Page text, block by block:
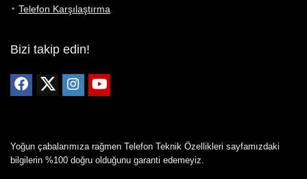
Telefon Karşılaştırma
Bizi takip edin!
Yoğun çabalarımıza rağmen Telefon Teknik Özellikleri sayfamızdaki
bilgilerin %100 doğru olduğunu garanti edemeyiz.